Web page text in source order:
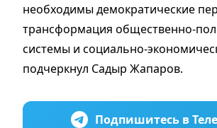
необходимы демократические
трансформация общественно-
системы и социально-
подчеркнул Садыр Жапаров.
Подпишитесь в